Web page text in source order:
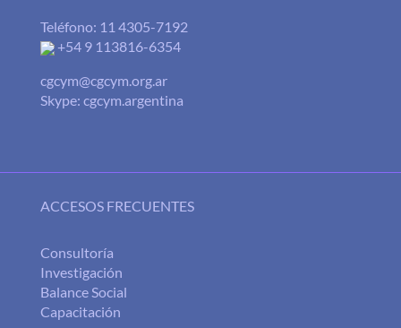
Teléfono: 11 4305-7192
+54 9 113816-6354
cgcym@cgcym.org.ar
Skype: cgcym.argentina
ACCESOS FRECUENTES
Consultoría
Investigación
Balance Social
Capacitación